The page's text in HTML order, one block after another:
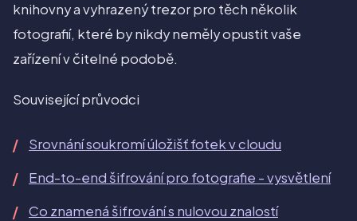
knihovny a vyhrazený trezor pro těch několik
fotografií, které by nikdy neměly opustit vaše
zařízení v čitelné podobě.
Související průvodci
Srovnání soukromí úložišť fotek v cloudu
End-to-end šifrování pro fotografie - vysvětlení
Co znamená šifrování s nulovou znalostí